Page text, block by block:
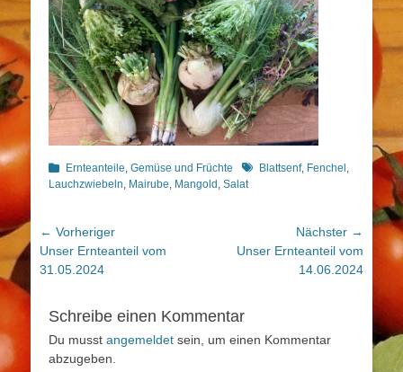
Kategorien
Ernteanteile, Gemüse und Früchte Schlagworte
Blattsenf, Fenchel ,
Lauchzwiebeln, Mairube, Mangold , Salat
Beitragsnavigation
← Vorheriger
Vorheriger
Beitrag:
Unser Ernteanteil vom
31.05.2024
Nächster →
NächsterUnser Ernteanteil vom
14.06.2024
Schreibe einen Kommentar
Du musst angemeldet sein, um einen Kommentar
abzugeben.